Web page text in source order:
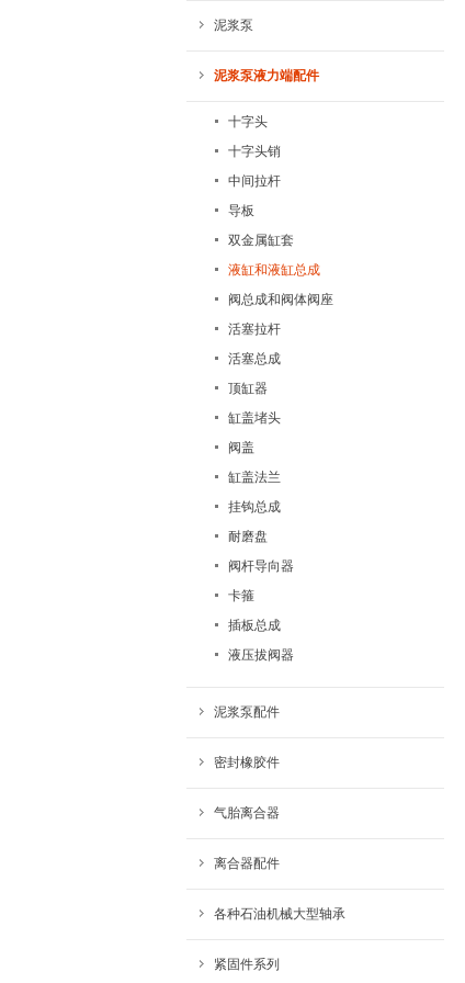
泥浆泵
泥浆泵液力端配件
十字头
十字头销
中间拉杆
导板
双金属缸套
液缸和液缸总成
阀总成和阀体阀座
活塞拉杆
活塞总成
顶缸器
缸盖堵头
阀盖
缸盖法兰
挂钩总成
耐磨盘
阀杆导向器
卡箍
插板总成
液压拔阀器
泥浆泵配件
密封橡胶件
气胎离合器
离合器配件
各种石油机械大型轴承
紧固件系列